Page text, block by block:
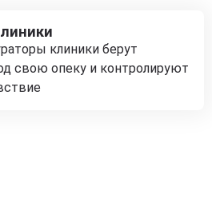
клиники берут
свою опеку и контролируют